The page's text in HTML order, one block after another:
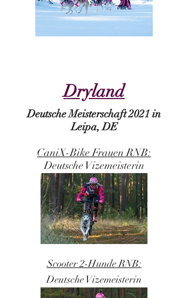
Dryland
Deutsche Meisterschaft 2021 in
Leipa, DE
CaniX-Bike Frauen RNB:
Deutsche Vizemeisterin
Scooter 2-Hunde RNB:
Deutsche Vizemeisterin